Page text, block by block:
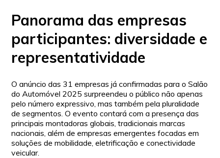
Panorama das empresas
participantes: diversidade e
representatividade
O anúncio das 31 empresas já confirmadas para o Salão
do Automóvel 2025 surpreendeu o público não apenas
pelo número expressivo, mas também pela pluralidade
de segmentos. O evento contará com a presença das
principais montadoras globais, tradicionais marcas
nacionais, além de empresas emergentes focadas em
soluções de mobilidade, eletrificação e conectividade
veicular.